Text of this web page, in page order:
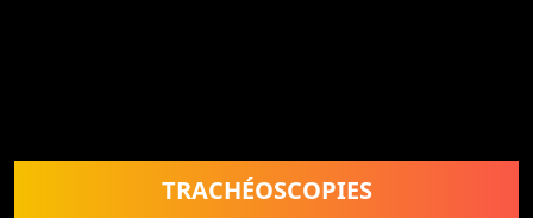
TRACHÉOSCOPIES